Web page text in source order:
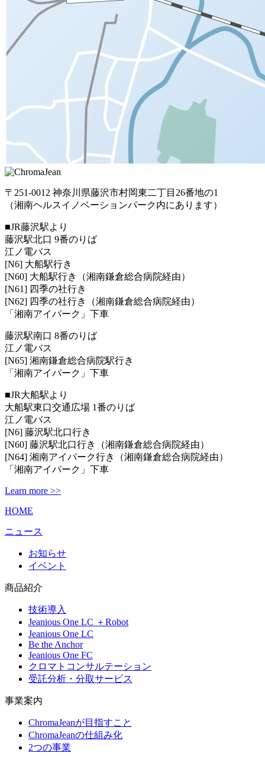
〒251-0012 神奈川県藤沢市村岡東二丁目26番地の1
（湘南ヘルスイノベーションパーク内にあります）
■JR藤沢駅より
藤沢駅北口 9番のりば
江ノ電バス
[N6] 大船駅行き
[N60] 大船駅行き（湘南鎌倉総合病院経由）
[N61] 四季の社行き
[N62] 四季の社行き（湘南鎌倉総合病院経由）
「湘南アイパーク」下車
藤沢駅南口 8番のりば
江ノ電バス
[N65] 湘南鎌倉総合病院駅行き
「湘南アイパーク」下車
■JR大船駅より
大船駅東口交通広場 1番のりば
江ノ電バス
[N6] 藤沢駅北口行き
[N60] 藤沢駅北口行き（湘南鎌倉総合病院経由）
[N64] 湘南アイパーク行き（湘南鎌倉総合病院経由）
「湘南アイパーク」下車
Learn more >>
HOME
ニュース
お知らせ
イベント
商品紹介
技術導入
Jeanious One LC ＋Robot
Jeanious One LC
Be the Anchor
Jeanious One FC
クロマトコンサルテーション
受託分析・分取サービス
事業案内
ChromaJeanが目指すこと
ChromaJeanの仕組み化
2つの事業